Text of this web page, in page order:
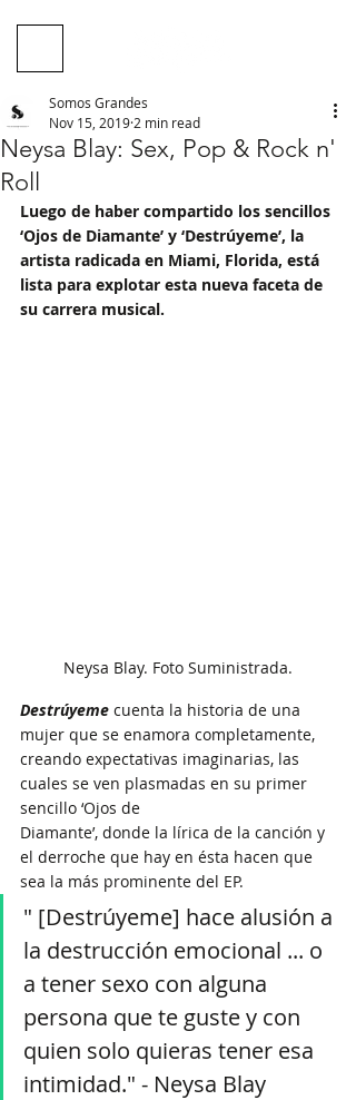
Neysa Blay: Sex, Pop & Rock n'
Roll
Somos Grandes
Nov 15, 2019 2 min read
Luego de haber compartido los sencillos
‘Ojos de Diamante’ y ‘Destrúyeme’, la
artista radicada en Miami, Florida, está
lista para explotar esta nueva faceta de
su carrera musical.
Neysa Blay. Foto Suministrada.
Destrúyeme cuenta la historia de una
mujer que se enamora completamente,
creando expectativas imaginarias, las
cuales se ven plasmadas en su primer
sencillo ‘Ojos de
Diamante’, donde la lírica de la canción y
el derroche que hay en ésta hacen que
sea la más prominente del EP.
" [Destrúyeme] hace alusión a
la destrucción emocional ... o
a tener sexo con alguna
persona que te guste y con
quien solo quieras tener esa
intimidad." - Neysa Blay